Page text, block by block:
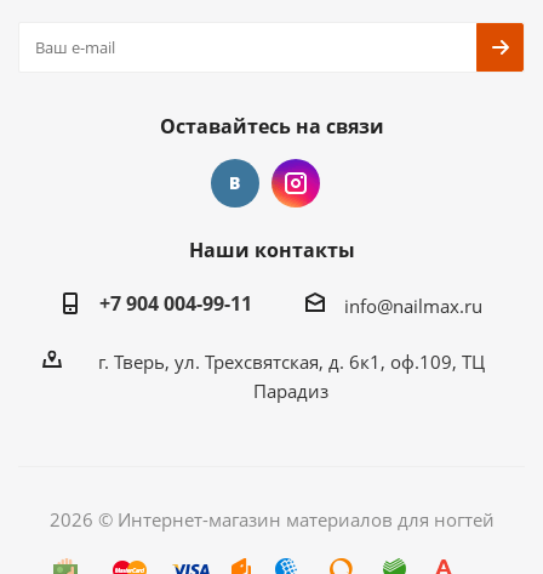
Оставайтесь на связи
Наши контакты
+7 904 004-99-11
info@nailmax.ru
г. Тверь, ул. Трехсвятская, д. 6к1, оф.109, ТЦ
Парадиз
2026 © Интернет-магазин материалов для ногтей